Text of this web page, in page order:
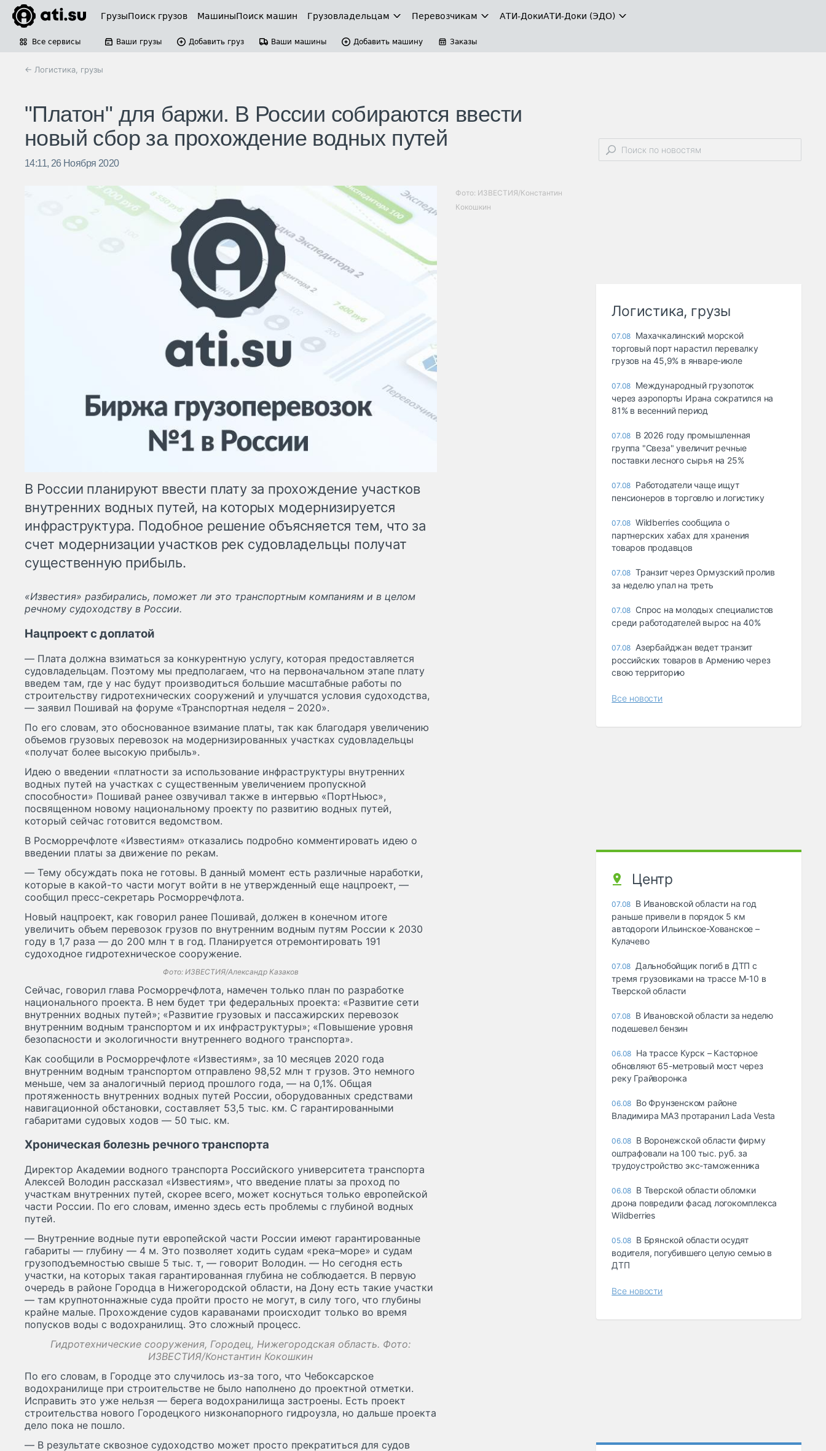
ГрузыПоиск грузов МашиныПоиск машин Грузовладельцам Перевозчикам АТИ-ДокиАТИ-Доки (ЭДО)
Все сервисы Ваши грузы Добавить груз Ваши машины Добавить машину Заказы
← Логистика, грузы
"Платон" для баржи. В России собираются ввести
новый сбор за прохождение водных путей
14:11, 26 Ноября 2020
Фото: ИЗВЕСТИЯ/Константин
Кокошкин
В России планируют ввести плату за прохождение участков
внутренних водных путей, на которых модернизируется
инфраструктура. Подобное решение объясняется тем, что за
счет модернизации участков рек судовладельцы получат
существенную прибыль.
«Известия» разбирались, поможет ли это транспортным компаниям и в целом
речному судоходству в России.
Нацпроект с доплатой
— Плата должна взиматься за конкурентную услугу, которая предоставляется
судовладельцам. Поэтому мы предполагаем, что на первоначальном этапе плату
введем там, где у нас будут производиться большие масштабные работы по
строительству гидротехнических сооружений и улучшатся условия судоходства,
— заявил Пошивай на форуме «Транспортная неделя – 2020».
По его словам, это обоснованное взимание платы, так как благодаря увеличению
объемов грузовых перевозок на модернизированных участках судовладельцы
«получат более высокую прибыль».
Идею о введении «платности за использование инфраструктуры внутренних
водных путей на участках с существенным увеличением пропускной
способности» Пошивай ранее озвучивал также в интервью «ПортНьюс»,
посвященном новому национальному проекту по развитию водных путей,
который сейчас готовится ведомством.
В Росморречфлоте «Известиям» отказались подробно комментировать идею о
введении платы за движение по рекам.
— Тему обсуждать пока не готовы. В данный момент есть различные наработки,
которые в какой-то части могут войти в не утвержденный еще нацпроект, —
сообщил пресс-секретарь Росморречфлота.
Новый нацпроект, как говорил ранее Пошивай, должен в конечном итоге
увеличить объем перевозок грузов по внутренним водным путям России к 2030
году в 1,7 раза — до 200 млн т в год. Планируется отремонтировать 191
судоходное гидротехническое сооружение.
Фото: ИЗВЕСТИЯ/Александр Казаков
Сейчас, говорил глава Росморречфлота, намечен только план по разработке
национального проекта. В нем будет три федеральных проекта: «Развитие сети
внутренних водных путей»; «Развитие грузовых и пассажирских перевозок
внутренним водным транспортом и их инфраструктуры»; «Повышение уровня
безопасности и экологичности внутреннего водного транспорта».
Как сообщили в Росморречфлоте «Известиям», за 10 месяцев 2020 года
внутренним водным транспортом отправлено 98,52 млн т грузов. Это немного
меньше, чем за аналогичный период прошлого года, — на 0,1%. Общая
протяженность внутренних водных путей России, оборудованных средствами
навигационной обстановки, составляет 53,5 тыс. км. С гарантированными
габаритами судовых ходов — 50 тыс. км.
Хроническая болезнь речного транспорта
Директор Академии водного транспорта Российского университета транспорта
Алексей Володин рассказал «Известиям», что введение платы за проход по
участкам внутренних путей, скорее всего, может коснуться только европейской
части России. По его словам, именно здесь есть проблемы с глубиной водных
путей.
— Внутренние водные пути европейской части России имеют гарантированные
габариты — глубину — 4 м. Это позволяет ходить судам «река–море» и судам
грузоподъемностью свыше 5 тыс. т, — говорит Володин. — Но сегодня есть
участки, на которых такая гарантированная глубина не соблюдается. В первую
очередь в районе Городца в Нижегородской области, на Дону есть такие участки
— там крупнотоннажные суда пройти просто не могут, в силу того, что глубины
крайне малые. Прохождение судов караванами происходит только во время
попусков воды с водохранилищ. Это сложный процесс.
Гидротехнические сооружения, Городец, Нижегородская область. Фото:
ИЗВЕСТИЯ/Константин Кокошкин
По его словам, в Городце это случилось из-за того, что Чебоксарское
водохранилище при строительстве не было наполнено до проектной отметки.
Исправить это уже нельзя — берега водохранилища застроены. Есть проект
строительства нового Городецкого низконапорного гидроузла, но дальше проекта
дело пока не пошло.
— В результате сквозное судоходство может просто прекратиться для судов
Логистика, грузы
07.08 Махачкалинский морской
торговый порт нарастил перевалку
грузов на 45,9% в январе-июле
07.08 Международный грузопоток
через аэропорты Ирана сократился на
81% в весенний период
07.08 В 2026 году промышленная
группа "Свеза" увеличит речные
поставки лесного сырья на 25%
07.08 Работодатели чаще ищут
пенсионеров в торговлю и логистику
07.08 Wildberries сообщила о
партнерских хабах для хранения
товаров продавцов
07.08 Транзит через Ормузский пролив
за неделю упал на треть
07.08 Спрос на молодых специалистов
среди работодателей вырос на 40%
07.08 Азербайджан ведет транзит
российских товаров в Армению через
свою территорию
Все новости
Центр
07.08 В Ивановской области на год
раньше привели в порядок 5 км
автодороги Ильинское-Хованское –
Кулачево
07.08 Дальнобойщик погиб в ДТП с
тремя грузовиками на трассе М-10 в
Тверской области
07.08 В Ивановской области за неделю
подешевел бензин
06.08 На трассе Курск – Касторное
обновляют 65-метровый мост через
реку Грайворонка
06.08 Во Фрунзенском районе
Владимира МАЗ протаранил Lada Vesta
06.08 В Воронежской области фирму
оштрафовали на 100 тыс. руб. за
трудоустройство экс-таможенника
06.08 В Тверской области обломки
дрона повредили фасад логокомплекса
Wildberries
05.08 В Брянской области осудят
водителя, погубившего целую семью в
ДТП
Все новости